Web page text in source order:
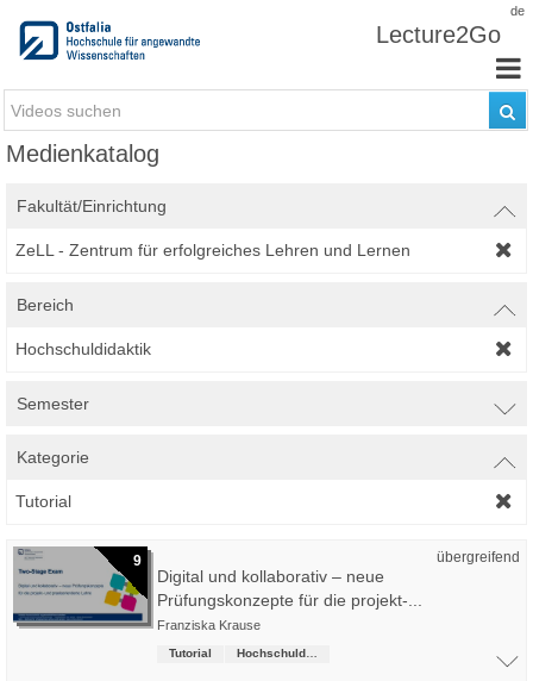
de
Lecture2Go
Medienkatalog
Fakultät/Einrichtung
ZeLL - Zentrum für erfolgreiches Lehren und Lernen
Bereich
Hochschuldidaktik
Semester
Kategorie
Tutorial
9 übergreifend
Digital und kollaborativ – neue
Prüfungskonzepte für die projekt-...
Franziska Krause
Tutorial